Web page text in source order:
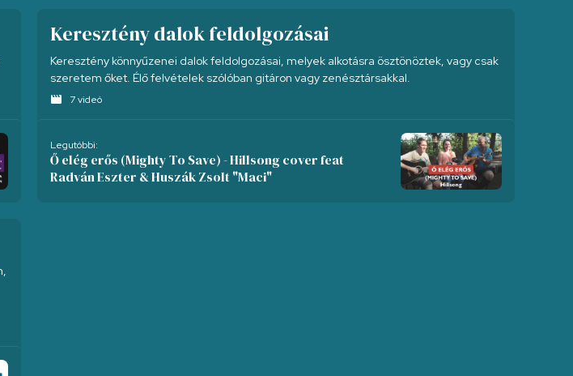
Keresztény dalok feldolgozásai
Keresztény könnyűzenei dalok feldolgozásai, melyek alkotásra ösztönöztek, vagy csak
szeretem őket. Élő felvételek szólóban gitáron vagy zenésztársakkal.
movie 7 videó
Legutóbbi:
Ő elég erős (Mighty To Save) - Hillsong cover feat
Radván Eszter & Huszák Zsolt "Maci"